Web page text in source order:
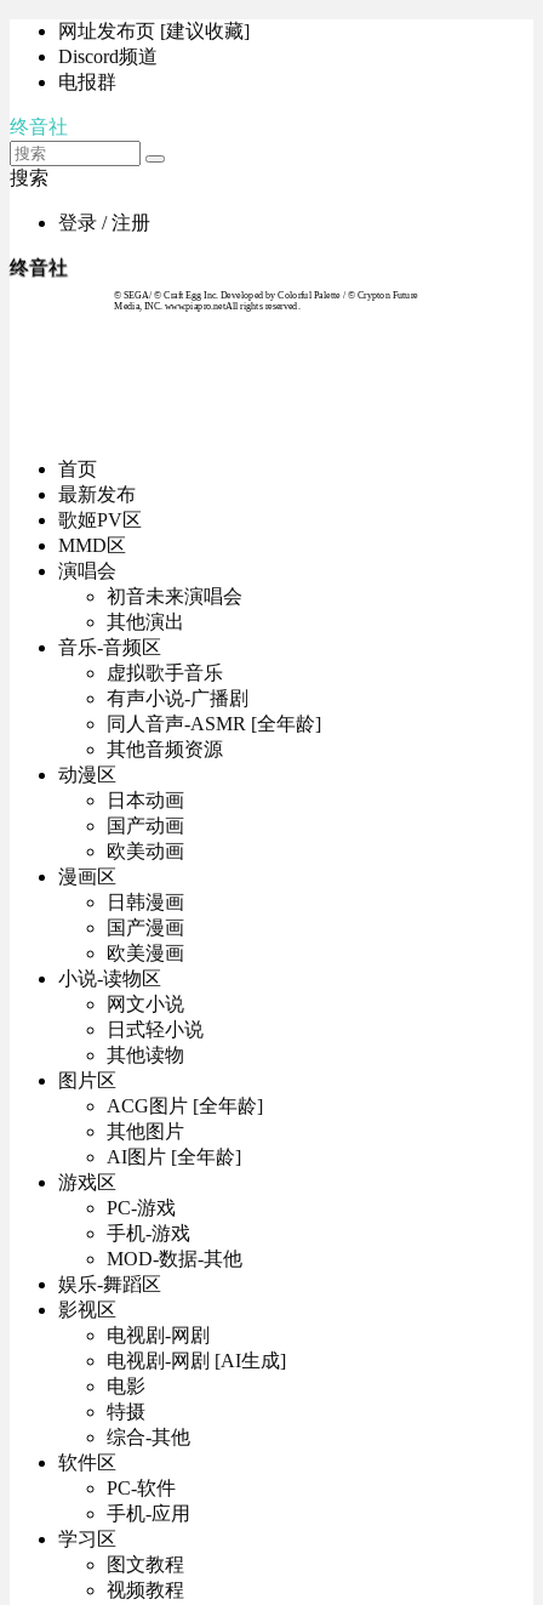
网址发布页 [建议收藏]
Discord频道
电报群
终音社
搜索
登录 / 注册
终音社
© SEGA / © Craft Egg Inc. Developed by Colorful Palette / © Crypton Future
Media, INC. www.piapro.netAll rights reserved.
首页
最新发布
歌姬PV区
MMD区
演唱会
初音未来演唱会
其他演出
音乐-音频区
虚拟歌手音乐
有声小说-广播剧
同人音声-ASMR [全年龄]
其他音频资源
动漫区
日本动画
国产动画
欧美动画
漫画区
日韩漫画
国产漫画
欧美漫画
小说-读物区
网文小说
日式轻小说
其他读物
图片区
ACG图片 [全年龄]
其他图片
AI图片 [全年龄]
游戏区
PC-游戏
手机-游戏
MOD-数据-其他
娱乐-舞蹈区
影视区
电视剧-网剧
电视剧-网剧 [AI生成]
电影
特摄
综合-其他
软件区
PC-软件
手机-应用
学习区
图文教程
视频教程